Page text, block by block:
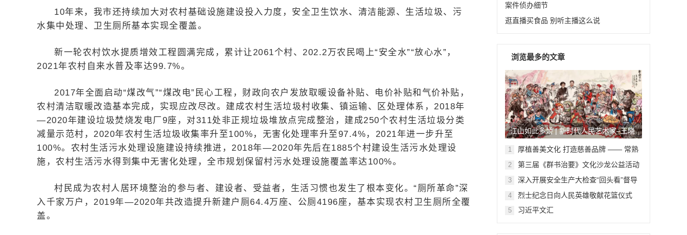
10年来，我市还持续加大对农村基础设施建设投入力度，安全卫生饮水、清洁能源、生活垃圾、污
水集中处理、卫生厕所基本实现全覆盖。
新一轮农村饮水提质增效工程圆满完成，累计让2061个村、202.2万农民喝上“安全水”“放心水”，
2021年农村自来水普及率达99.7%。
2017年全面启动“煤改气”“煤改电”民心工程，财政向农户发放取暖设备补贴、电价补贴和气价补贴，
农村清洁取暖改造基本完成，实现应改尽改。建成农村生活垃圾村收集、镇运输、区处理体系，2018年
—2020年建设垃圾焚烧发电厂9座，对311处非正规垃圾堆放点完成整治，建成250个农村生活垃圾分类
减量示范村，2020年农村生活垃圾收集率升至100%，无害化处理率升至97.4%，2021年进一步升至
100%。农村生活污水处理设施建设持续推进，2018年—2020年先后在1885个村建设生活污水处理设
施，农村生活污水得到集中无害化处理，全市规划保留村污水处理设施覆盖率达100%。
村民成为农村人居环境整治的参与者、建设者、受益者，生活习惯也发生了根本变化。“厕所革命”深
入千家万户，2019年—2020年共改造提升新建户厕64.4万座、公厕4196座，基本实现农村卫生厕所全覆
盖。
案件侦办细节
逛直播买食品 别听主播这么说
浏览最多的文章
江山如此多娇 | 新时代人民艺术家–王晓
鹏
1
厚植善美文化 打造慈善品牌 —— 常熟
举行六个慈善文化教育基地授牌仪式
2
第三届《群书治要》文化沙龙公益活动
在北京顺利举行
3
深入开展安全生产大检查“回头看”督导
检查
4 烈士纪念日向人民英雄敬献花篮仪式
5 习近平文汇